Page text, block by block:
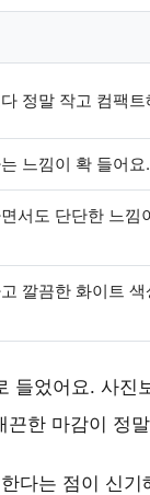
정말 작고 컴팩
느낌이 확 들어
서도 단단한 느낌
깔끔한 화이트
들었어요. 사
한 마감이 정
다는 점이 신기